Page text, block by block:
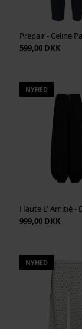
599,00 DKK
NYHED
999,00 DKK
NYHED